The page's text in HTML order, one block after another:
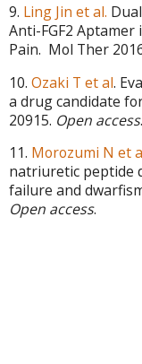
9. Ling Jin et al.
Anti-FGF2 Aptamer
Pain. Mol Ther
10. Ozaki T et al.
a drug candidate
20915. Open access.
11. Morozumi N et
natriuretic peptide
failure and
Open access.